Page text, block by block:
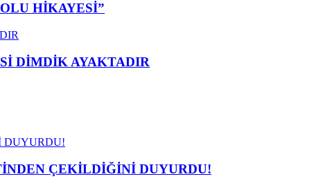
HİKAYESİ”
DİMDİK AYAKTADIR
ÇEKİLDİĞİNİ DUYURDU!